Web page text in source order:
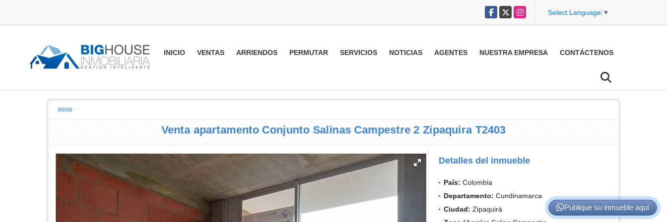
Publique su inmueble aquí
Facebook
X Instagram Select Language ▼
INICIO VENTAS ARRIENDOS PERMUTAR SERVICIOS NOTICIAS AGENTES NUESTRA EMPRESA CONTÁCTENOS
Inicio
Venta apartamento Conjunto Salinas Campestre 2 Zipaquira T2403
Detalles del inmueble
País: Colombia
Departamento: Cundinamarca
Ciudad: Zipaquirá